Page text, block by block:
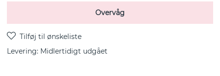
Overvåg
Levering: Midlertidigt udgået